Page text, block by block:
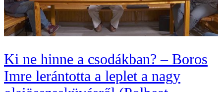
Ki ne hinne a csodákban? – Boros
Imre lerántotta a leplet a nagy